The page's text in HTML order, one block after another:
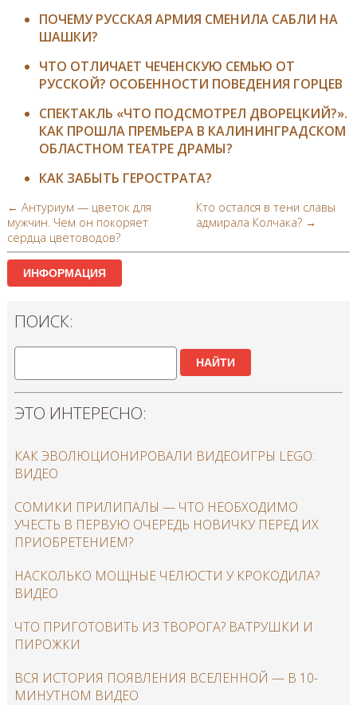
ПОЧЕМУ РУССКАЯ АРМИЯ СМЕНИЛА САБЛИ НА
ШАШКИ?
ЧТО ОТЛИЧАЕТ ЧЕЧЕНСКУЮ СЕМЬЮ ОТ
РУССКОЙ? ОСОБЕННОСТИ ПОВЕДЕНИЯ ГОРЦЕВ
СПЕКТАКЛЬ «ЧТО ПОДСМОТРЕЛ ДВОРЕЦКИЙ?».
КАК ПРОШЛА ПРЕМЬЕРА В КАЛИНИНГРАДСКОМ
ОБЛАСТНОМ ТЕАТРЕ ДРАМЫ?
КАК ЗАБЫТЬ ГЕРОСТРАТА?
← Антуриум — цветок для
мужчин. Чем он покоряет
сердца цветоводов?
Кто остался в тени славы
адмирала Колчака? →
ИНФОРМАЦИЯ
ПОИСК:
НАЙТИ
ЭТО ИНТЕРЕСНО:
КАК ЭВОЛЮЦИОНИРОВАЛИ ВИДЕОИГРЫ LEGO:
ВИДЕО
СОМИКИ ПРИЛИПАЛЫ — ЧТО НЕОБХОДИМО
УЧЕСТЬ В ПЕРВУЮ ОЧЕРЕДЬ НОВИЧКУ ПЕРЕД ИХ
ПРИОБРЕТЕНИЕМ?
НАСКОЛЬКО МОЩНЫЕ ЧЕЛЮСТИ У КРОКОДИЛА?
ВИДЕО
ЧТО ПРИГОТОВИТЬ ИЗ ТВОРОГА? ВАТРУШКИ И
ПИРОЖКИ
ВСЯ ИСТОРИЯ ПОЯВЛЕНИЯ ВСЕЛЕННОЙ — В 10-
МИНУТНОМ ВИДЕО